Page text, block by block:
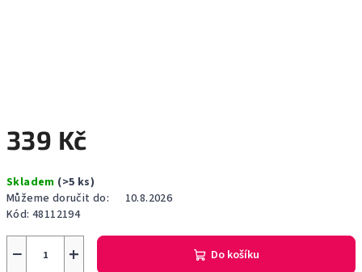
339 Kč
cena:
Skladem (>5 ks)
Můžeme doručit do:
10.8.2026
Kód: 48112194
+
− Do košíku